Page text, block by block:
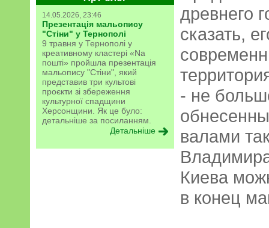
14.05.2026, 23:46
Презентація мальопису
"Стіни" у Тернополі
9 травня у Тернополі у
креативному кластері «Na
пошті» пройшла презентація
мальопису "Стіни", який
представив три культові
проєкти зі збереження
культурної спадщини
Херсонщини. Як це було:
детальніше за посиланням.
Детальніше
древнего
сказать,
- не
валами
Киева
в конец